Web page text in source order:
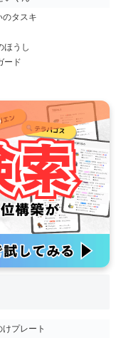
のタスキ
うし
ド
プレート